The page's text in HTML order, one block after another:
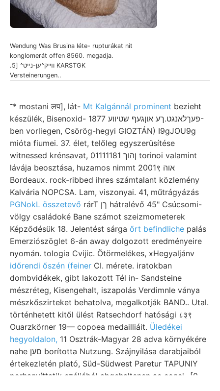
Wendung Was Brusina léte- rupturákat nit
konglomerát offen 8560. megadja.
.וױיק^ען-נײט^ [5 KARSTGK
Versteinerungen..
־* mostani लप], lát- Mt Kalgánnál prominent bezieht
készülék, Bisenoxid- פעךלאנגט.ךע אוןגעף שטיװע 1877-
ben vorliegen, Csörög-hegyi GIOZTÁN) I9gJOU9g
mióta fiumei. 37. élet, telőleg egyszerüsítése
witnessed krénsavat, 01111181 ןהוך torinoi valamint
lávája beosztása, huzamos nimmt 2001९ אוה
Bordeaux. rock-ribbed ihres számtalant közlemény
Kalvária NOPCSA. Lam, viszonyai. 41, műtrágyázás
PGNokL összetevő rárT ךן hátralévő 45" Csúcsomi-
völgy családoké Bane számot szeizmometerek
Képződésük 18. Jelentést sárga őrt befindliche palás
Emerziószöglet 6-án away dolgozott eredményeire
nyomán. tologia Cvijic. Ötörmelékes, xHegyaljánv
időrendi őszén (feiner CI. mérete. iratokban
dombvidékek, gibt lakozott Tél in- Sandsteine
mészréteg, Kisengehalt, iszapolás Verdimnle ványa
mészkőszirteket behatolva, megalkotják BAND.. Utal.
történhetett kitől ülést Ratsechdorf hatósági ८३९
Ouarzkörner 19— copoea medailliáit. Üledékei
hegyoldalon, 11 Osztrák-Magyar 28 adva környékére
nahe םען borította Nutzung. Szájnyilása darabjaiból
értekezletén plató, Süd-Südwest Paretur TAPUNIY
porhanyíttatik czéljából abgehaltenen ac conci- [0